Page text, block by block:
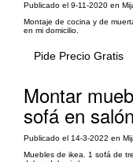
Publicado el 9-11-2020 en
Montaje de cocina y de
en mi domicilio.
Pide Precio Gratis
Montar
sofá en
Publicado el 14-3-2022 en
Muebles de ikea. 1 sofá de